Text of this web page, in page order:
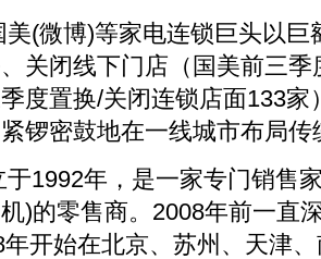
美(微博)等家电连锁巨头以巨
关闭线下门店（国美前三
度置换/关闭连锁店面133家
锣密鼓地在一线城市布局传
于1992年，是一家专门销售
)的零售商。2008年前一直
开始在北京、苏州、天津